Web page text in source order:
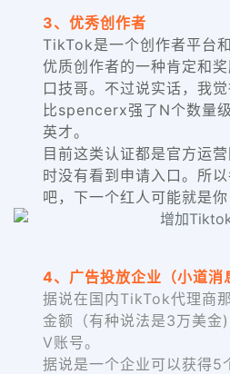
3、优秀创作者
TikTok是一个创作者平台
优质创作者的一种肯定和
口技哥。不过说实话，我
比spencerx强了N个数量
英才。
目前这类认证都是官方运
时没有看到申请入口。所
吧，下一个红人可能就是你
4、广告投放企业（小道消
据说在国内TikTok代理商
金额（有种说法是3万美金
V账号。
据说是一个企业可以获得5